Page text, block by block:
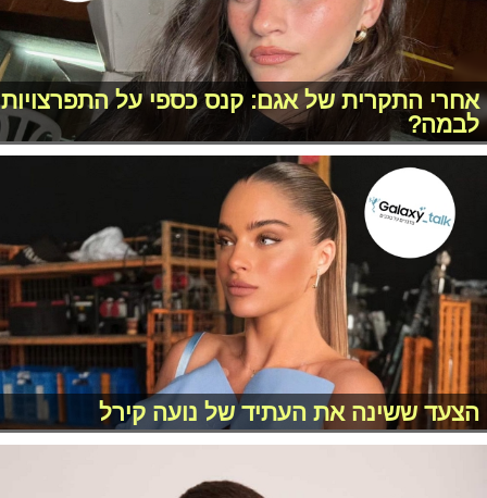
אחרי התקרית של אגם: קנס כספי על התפרצויות
לבמה?
הצעד ששינה את העתיד של נועה קירל